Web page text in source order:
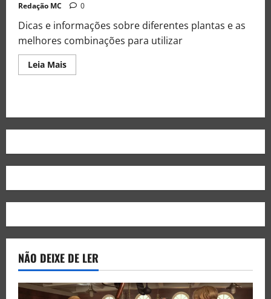
Redação MC 0
Dicas e informações sobre diferentes plantas e as
melhores combinações para utilizar
Leia Mais
NÃO DEIXE DE LER